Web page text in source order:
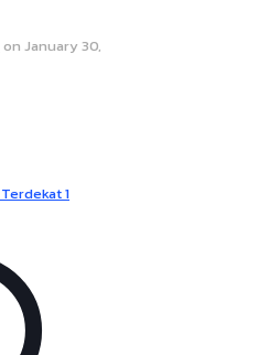
on January 30,